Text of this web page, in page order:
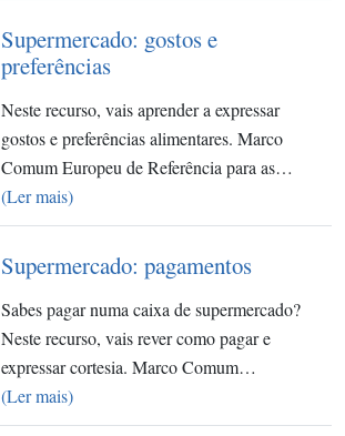
Supermercado: gostos e
preferências
Neste recurso, vais aprender a expressar
gostos e preferências alimentares. Marco
Comum Europeu de Referência para as…
(Ler mais)
Supermercado: pagamentos
Sabes pagar numa caixa de supermercado?
Neste recurso, vais rever como pagar e
expressar cortesia. Marco Comum…
(Ler mais)